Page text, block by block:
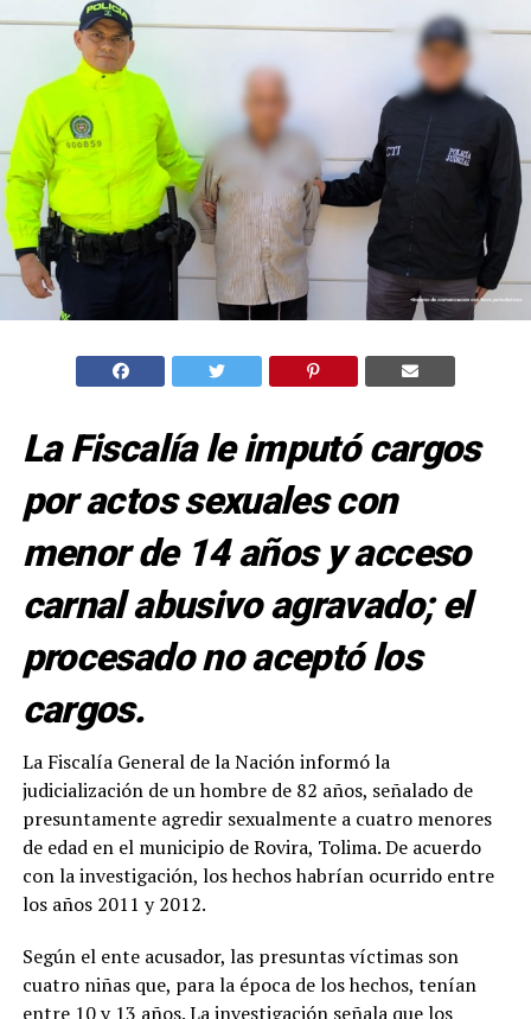
La Fiscalía le imputó cargos
por actos sexuales con
menor de 14 años y acceso
carnal abusivo agravado; el
procesado no aceptó los
cargos.
La Fiscalía General de la Nación informó la
judicialización de un hombre de 82 años, señalado de
presuntamente agredir sexualmente a cuatro menores
de edad en el municipio de Rovira, Tolima. De acuerdo
con la investigación, los hechos habrían ocurrido entre
los años 2011 y 2012.
Según el ente acusador, las presuntas víctimas son
cuatro niñas que, para la época de los hechos, tenían
entre 10 y 13 años. La investigación señala que los